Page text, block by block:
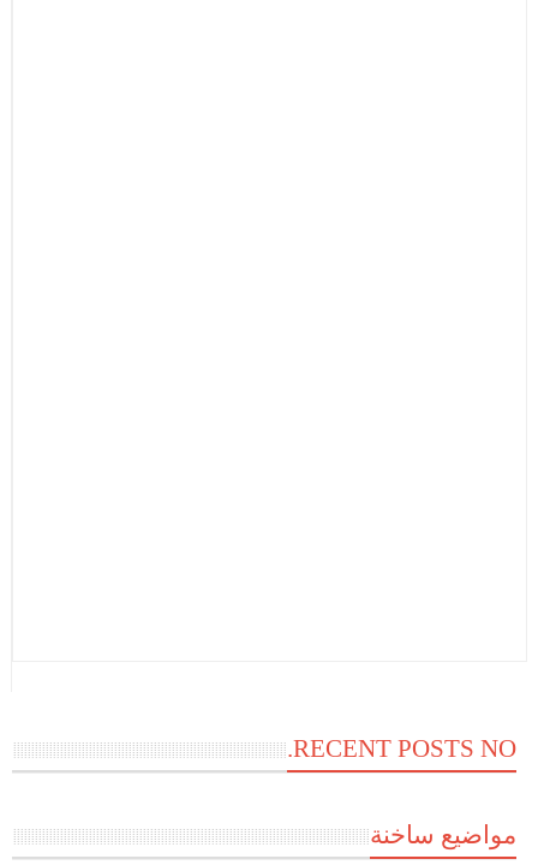
RECENT POSTS NO.
مواضيع ساخنة